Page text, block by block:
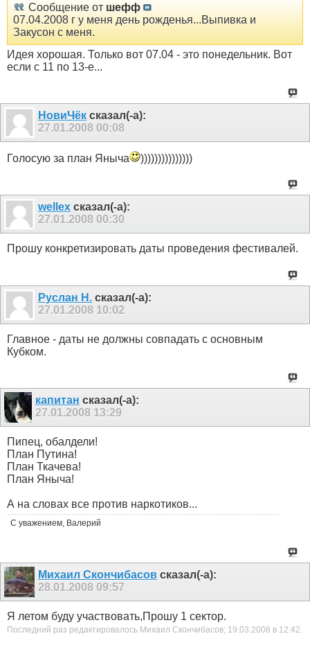
Сообщение от шефф
07.04.2008 г у меня день рожденья...Выпивка и
Закусон с меня.
Идея хорошая. Только вот 07.04 - это понедельник. Вот
если с 11 по 13-е...
НовиЧёк сказал(-а):
27.01.2008 00:08
Голосую за план Яныча )))))))))))))))
wellex сказал(-а):
27.01.2008 00:30
Прошу конкретизировать даты проведения фестивалей.
Руслан Н. сказал(-а):
27.01.2008 10:02
Главное - даты не должны совпадать с основным
Кубком.
капитан сказал(-а):
27.01.2008 13:29
Пипец, обалдели!
План Путина!
План Ткачева!
План Яныча!
А на словах все против наркотиков...
С уважением, Валерий
Михаил Скончибасов сказал(-а):
28.01.2008 09:57
Я летом буду участвовать,Прошу 1 сектор.
Последний раз редактировалось Михаил Скончибасов; 19.03.2008 в 12:42.